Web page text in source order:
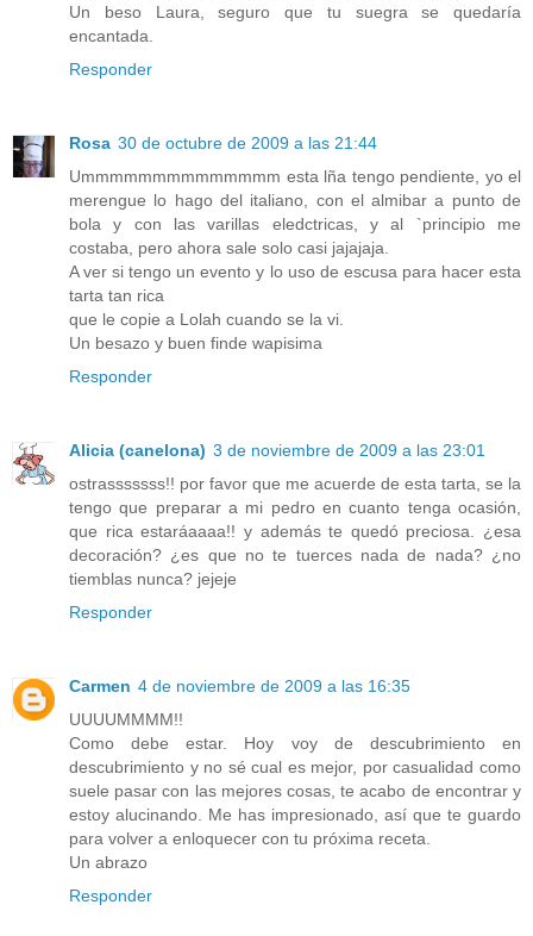
Un beso Laura, seguro que tu suegra se quedaría
encantada.
Responder
Rosa 30 de octubre de 2009 a las 21:44
Ummmmmmmmmmmmmm esta lña tengo pendiente, yo el
merengue lo hago del italiano, con el almibar a punto de
bola y con las varillas eledctricas, y al `principio me
costaba, pero ahora sale solo casi jajajaja.
A ver si tengo un evento y lo uso de escusa para hacer esta
tarta tan rica
que le copie a Lolah cuando se la vi.
Un besazo y buen finde wapisima
Responder
Alicia (canelona) 3 de noviembre de 2009 a las 23:01
ostrasssssss!! por favor que me acuerde de esta tarta, se la
tengo que preparar a mi pedro en cuanto tenga ocasión,
que rica estaráaaaa!! y además te quedó preciosa. ¿esa
decoración? ¿es que no te tuerces nada de nada? ¿no
tiemblas nunca? jejeje
Responder
Carmen 4 de noviembre de 2009 a las 16:35
UUUUMMMM!!
Como debe estar. Hoy voy de descubrimiento en
descubrimiento y no sé cual es mejor, por casualidad como
suele pasar con las mejores cosas, te acabo de encontrar y
estoy alucinando. Me has impresionado, así que te guardo
para volver a enloquecer con tu próxima receta.
Un abrazo
Responder